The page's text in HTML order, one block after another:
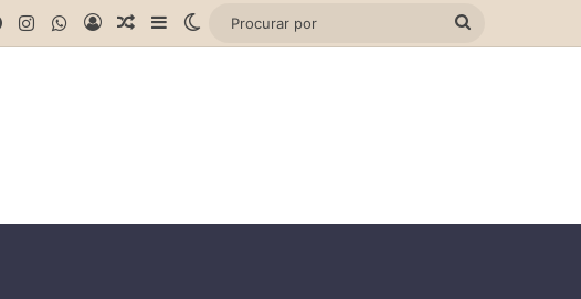
Facebook
InstagramWhatsApp
EntrarArtigo aleatório
Barra Lateral
Switch skin